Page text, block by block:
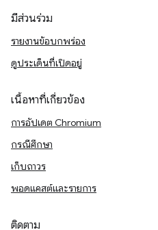
มีส่วนร่วม
รายงานข้อบกพร่อง
ดูประเด็นที่เปิดอยู่
เนื้อหาที่เกี่ยวข้อง
การอัปเดต Chromium
กรณีศึกษา
เก็บถาวร
พอดแคสต์และรายการ
ติดตาม